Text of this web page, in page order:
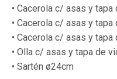
• Cacerola c/ asas y
• Cacerola c/ asas y
• Cacerola c/ asas y
• Olla c/ asas y tapa de
• Sartén ø24cm